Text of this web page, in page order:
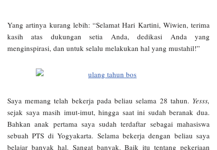
Yang artinya kurang lebih: “Selamat Hari Kartini, Wiwien, terima
kasih atas dukungan setia Anda, dedikasi Anda yang
menginspirasi, dan untuk selalu melakukan hal yang mustahil!”
Saya memang telah bekerja pada beliau selama 28 tahun. Yesss,
sejak saya masih imut-imut, hingga saat ini sudah beranak dua.
Bahkan anak pertama saya sudah terdaftar sebagai mahasiswa
sebuah PTS di Yogyakarta. Selama bekerja dengan beliau saya
belajar banyak hal. Sangat banyak. Baik itu tentang pekerjaan